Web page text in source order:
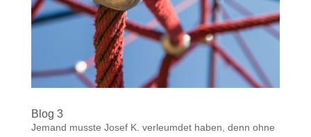
Blog 3
Jemand musste Josef K. verleumdet haben, denn ohne